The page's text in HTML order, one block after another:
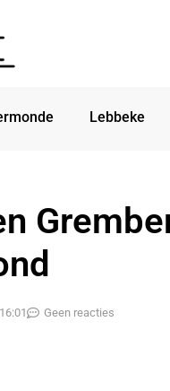
Lebbeke
16:01 Geen reacties